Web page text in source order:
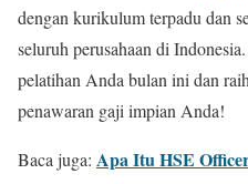
dengan kurikulum terpadu dan
seluruh perusahaan di
pelatihan Anda bulan ini dan
penawaran gaji impian Anda!
Baca juga: Apa Itu HSE